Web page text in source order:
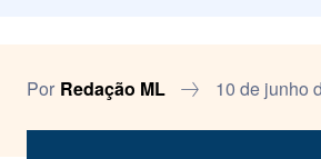
Por Redação ML 10 de junho